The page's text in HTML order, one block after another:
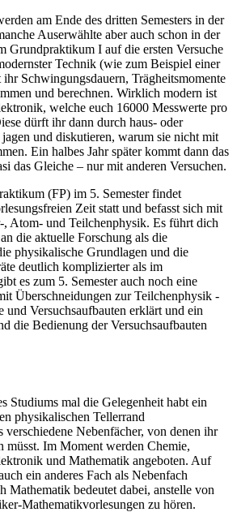
am Ende des dritten Semesters in der
Auserwählte aber auch schon in der
Grundpraktikum I auf die ersten Versuche
Technik (wie zum Beispiel einer
Schwingungsdauern, Trägheitsmomente
und berechnen. Wirklich modern ist
welche euch 16000 Messwerte pro
dürft ihr dann durch haus- oder
und diskutieren, warum sie nicht mit
Ein halbes Jahr später kommt dann das
das Gleiche – nur mit anderen Versuchen.
(FP) im 5. Semester findet
Zeit statt und befasst sich mit
, Atom- und Teilchenphysik. Es führt dich
die aktuelle Forschung als die
physikalische Grundlagen und die
deutlich komplizierter als im
es zum 5. Semester auch noch eine
Überschneidungen zur Teilchenphysik -
und Versuchsaufbauten erklärt und ein
die Bedienung der Versuchsaufbauten
Studiums mal die Gelegenheit habt ein
physikalischen Tellerrand
verschiedene Nebenfächer, von denen ihr
müsst. Im Moment werden Chemie,
und Mathematik angeboten. Auf
ein anderes Fach als Nebenfach
Mathematik bedeutet dabei, anstelle von
Mathematikvorlesungen zu hören.